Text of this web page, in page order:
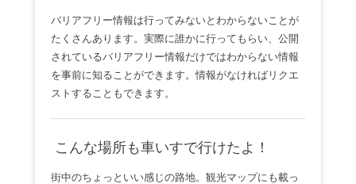
バリアフリー情報は行ってみないとわからないことが
たくさんあります。実際に誰かに行ってもらい、公開
されているバリアフリー情報だけではわからない情報
を事前に知ることができます。情報がなければリクエ
ストすることもできます。
こんな場所も車いすで行けたよ！
街中のちょっといい感じの路地。観光マップにも載っ